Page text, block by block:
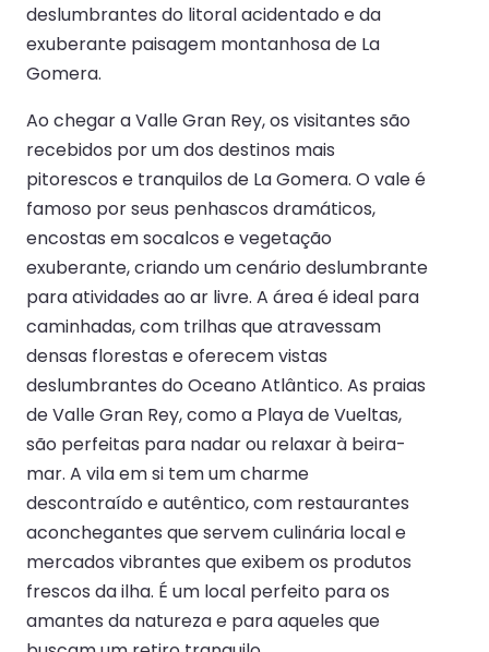
deslumbrantes do litoral acidentado e da
exuberante paisagem montanhosa de La
Gomera.
Ao chegar a Valle Gran Rey, os visitantes são
recebidos por um dos destinos mais
pitorescos e tranquilos de La Gomera. O vale é
famoso por seus penhascos dramáticos,
encostas em socalcos e vegetação
exuberante, criando um cenário deslumbrante
para atividades ao ar livre. A área é ideal para
caminhadas, com trilhas que atravessam
densas florestas e oferecem vistas
deslumbrantes do Oceano Atlântico. As praias
de Valle Gran Rey, como a Playa de Vueltas,
são perfeitas para nadar ou relaxar à beira-
mar. A vila em si tem um charme
descontraído e autêntico, com restaurantes
aconchegantes que servem culinária local e
mercados vibrantes que exibem os produtos
frescos da ilha. É um local perfeito para os
amantes da natureza e para aqueles que